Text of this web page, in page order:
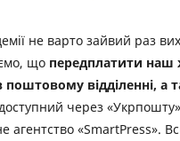
не варто зайвий раз
що передплатити
поштовому відділенні, а
через
агентство «SmartPress».